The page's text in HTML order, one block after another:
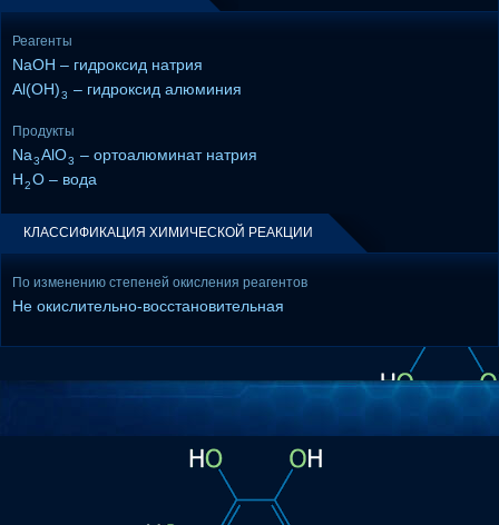
Реагенты
NaOH – гидроксид натрия
Al(OH)3 – гидроксид алюминия
Продукты
Na3AlO3 – ортоалюминат натрия
H2O – вода
КЛАССИФИКАЦИЯ ХИМИЧЕСКОЙ РЕАКЦИИ
По изменению степеней окисления реагентов
Не окислительно-восстановительная